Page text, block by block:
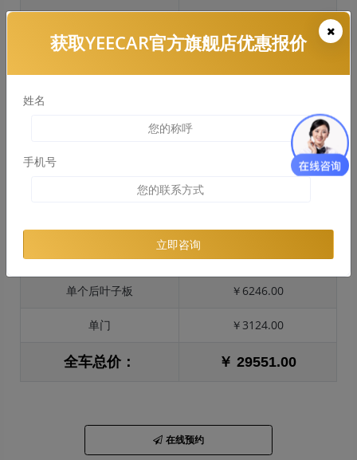
前保险杠 ￥3690.00
引擎盖 ￥8408.00
车顶 ￥2354.00
单个后叶子板 ￥6246.00
单门 ￥3124.00
全车总价： ￥ 29551.00
在线预约
获取YEECAR官方旗舰店优惠报价
姓名
手机号
立即咨询